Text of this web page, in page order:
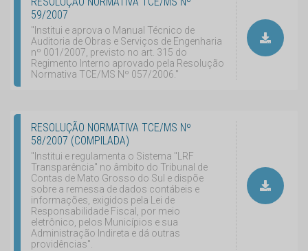
59/2007
"Institui e aprova o Manual Técnico de
Auditoria de Obras e Serviços de Engenharia
nº 001/2007, previsto no art. 315 do
Regimento Interno aprovado pela Resolução
Normativa TCE/MS Nº 057/2006."
RESOLUÇÃO NORMATIVA TCE/MS Nº
58/2007 (COMPILADA)
"Institui e regulamenta o Sistema "LRF
Transparência" no âmbito do Tribunal de
Contas de Mato Grosso do Sul e dispõe
sobre a remessa de dados contábeis e
informações, exigidos pela Lei de
Responsabilidade Fiscal, por meio
eletrônico, pelos Municípios e sua
Administração Indireta e dá outras
providências".